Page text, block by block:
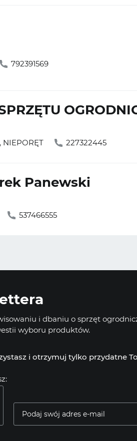
792391569
NIEPORĘT 227322445
Panewski
537466555
i dbaniu o sprzęt
wyboru produktów.
i otrzymuj tylko przydatne